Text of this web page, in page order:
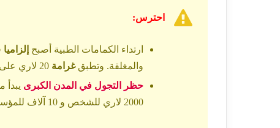
احترس:
ارتداء الكمامات الطبية أصبح إلزاميا
والمغلقة. وتطبقغرامة
حظر التجول في المدن الكبرى يبدأ من 9 مساءاً حتى 5 صباح
2000 لاري للشخص و 10 آلاف للمؤسسة.